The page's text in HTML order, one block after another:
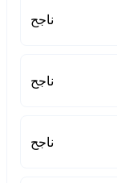
ناجح
ناجح
ناجح